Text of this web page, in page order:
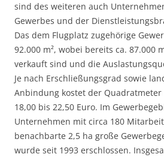
sind des weiteren auch
Gewerbes und der
Das dem Flugplatz zugehörige
92.000 m², wobei bereits ca. 87.000
verkauft sind und die
Je nach Erschließungsgrad sowie
Anbindung kostet der Quadratmeter
18,00 bis 22,50 Euro. Im
Unternehmen mit circa 180
benachbarte 2,5 ha große
wurde seit 1993 erschlossen.